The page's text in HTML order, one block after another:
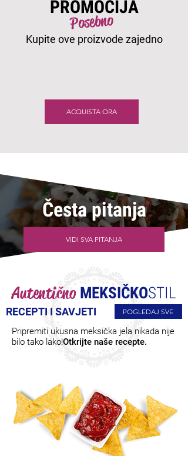
PROMOCIJA
Posebno
Kupite ove proizvode zajedno
ACQUISTA ORA
Česta pitanja
VIDI SVA PITANJA
Autentično MEKSIČKOSTIL
RECEPTI I SAVJETI POGLEDAJ SVE
Pripremiti ukusna meksička jela nikada nije
bilo tako lako!Otkrijte naše recepte.